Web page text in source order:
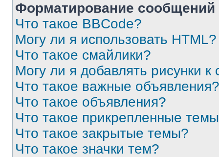
Форматирование
Что такое BBCode?
Могу ли я использовать HTML?
Что такое смайлики?
Могу ли я добавлять рисунки
Что такое важные объявления?
Что такое объявления?
Что такое прикрепленные
Что такое закрытые темы?
Что такое значки тем?